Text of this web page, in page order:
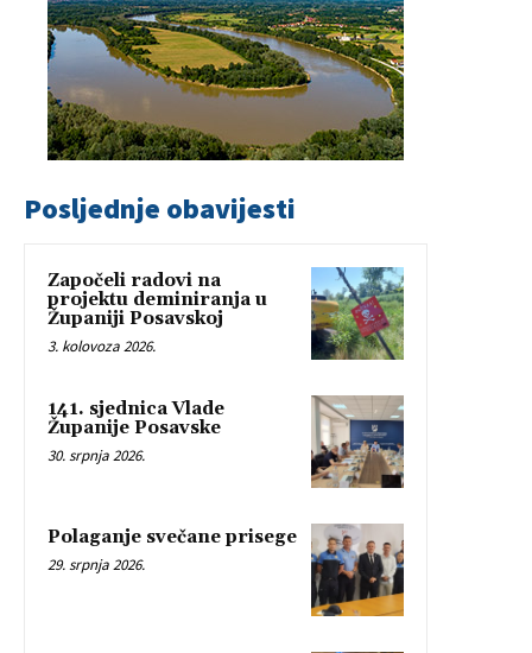
Posljednje obavijesti
Započeli radovi na
projektu deminiranja u
Županiji Posavskoj
3. kolovoza 2026.
141. sjednica Vlade
Županije Posavske
30. srpnja 2026.
Polaganje svečane prisege
29. srpnja 2026.